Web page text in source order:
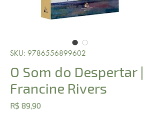
SKU: 9786556899602
O Som do Despertar |
Francine Rivers
R$ 89,90